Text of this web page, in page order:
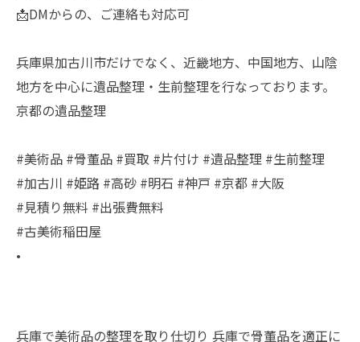
📩DMからの、ご連絡も対応可
兵庫県加古川市だけでなく、近畿地方、中国地方、山陰
地方を中心に遺品整理・生前整理を行なっております。
京都の遺品整理
#美術品 #骨董品 #買取 #片付け #遺品整理 #生前整理
#加古川 #姫路 #高砂 #明石 #神戸 #京都 #大阪
#見積り無料 #出張費無料
#古美術稲田屋
•
兵庫で美術品の整理を取り仕切り 兵庫で骨董品を適正に